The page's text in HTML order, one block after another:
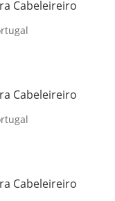
Cabeleireiro
Cabeleireiro
Cabeleireiro